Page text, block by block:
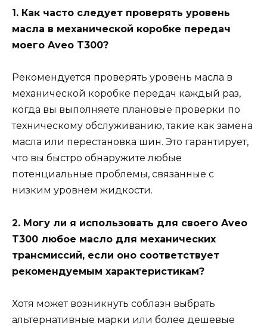
1. Как часто следует проверять уровень
масла в механической коробке передач
моего Aveo T300?
Рекомендуется проверять уровень масла в
механической коробке передач каждый раз,
когда вы выполняете плановые проверки по
техническому обслуживанию, такие как замена
масла или перестановка шин. Это гарантирует,
что вы быстро обнаружите любые
потенциальные проблемы, связанные с
низким уровнем жидкости.
2. Могу ли я использовать для своего Aveo
T300 любое масло для механических
трансмиссий, если оно соответствует
рекомендуемым характеристикам?
Хотя может возникнуть соблазн выбрать
альтернативные марки или более дешевые